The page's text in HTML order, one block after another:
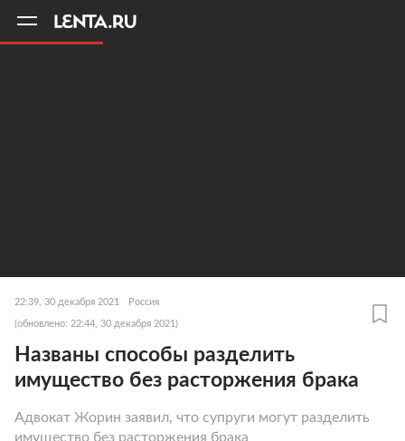
22:39, 30 декабря 2021 Россия
(обновлено: 22:44, 30 декабря 2021)
Названы способы разделить
имущество без расторжения брака
Адвокат Жорин заявил, что супруги могут разделить
имущество без расторжения брака